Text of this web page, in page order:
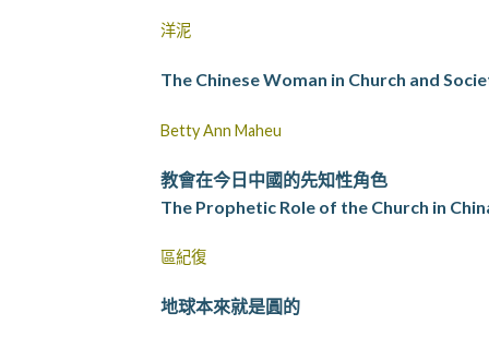
洋泥
The Chinese Woman in Church and
Betty Ann Maheu
教會在今日中國的先知性角色
The Prophetic Role of the Church in
區紀復
地球本來就是圓的